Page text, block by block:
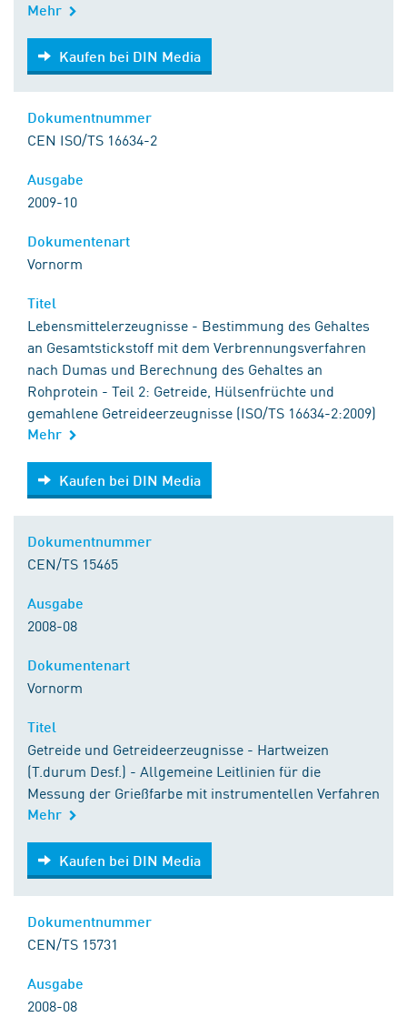
Mehr
Kaufen bei DIN Media
Kaufen bei DIN Media
CEN ISO/TS 16634-2
2009-10
Vornorm
Lebensmittelerzeugnisse - Bestimmung des Gehaltes
an Gesamtstickstoff mit dem Verbrennungsverfahren
nach Dumas und Berechnung des Gehaltes an
Rohprotein - Teil 2: Getreide, Hülsenfrüchte und
gemahlene Getreideerzeugnisse (ISO/TS 16634-2:2009)
Mehr
Kaufen bei DIN Media
Kaufen bei DIN Media
CEN/TS 15465
2008-08
Vornorm
Getreide und Getreideerzeugnisse - Hartweizen
(T.durum Desf.) - Allgemeine Leitlinien für die
Messung der Grießfarbe mit instrumentellen Verfahren
Mehr
Kaufen bei DIN Media
Kaufen bei DIN Media
CEN/TS 15731
2008-08